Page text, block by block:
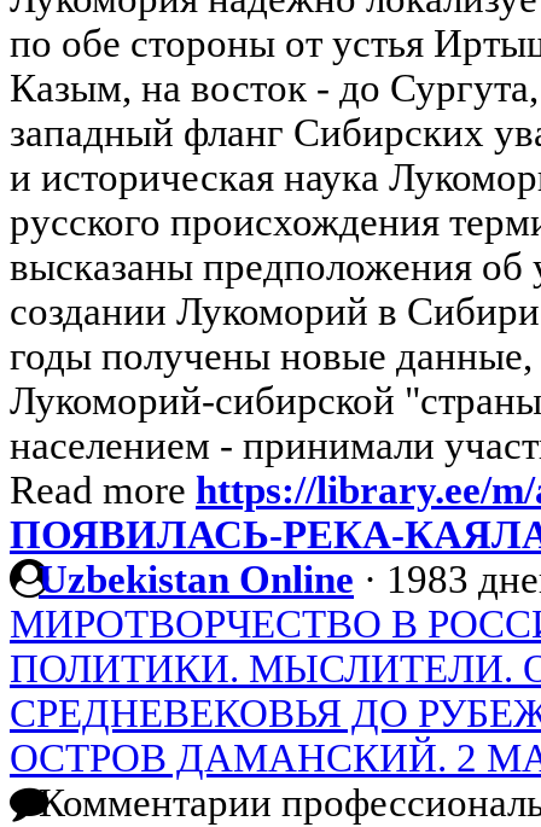
по обе стороны от устья
Казым, на восток - до
западный фланг Сибирских
и историческая наука
русского происхождения
высказаны предположения об
создании Лукоморий в
годы получены новые данные,
Лукоморий-сибирской
населением - принимали
Read more https://library.ee/
ПОЯВИЛАСЬ-РЕКА-
Uzbekistan Online · 1983
МИРОТВОРЧЕСТВО В
ПОЛИТИКИ. МЫСЛИТЕЛИ.
СРЕДНЕВЕКОВЬЯ ДО
ОСТРОВ ДАМАНСКИЙ. 2
Комментарии